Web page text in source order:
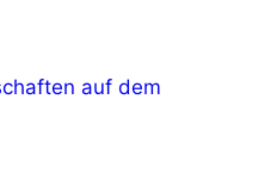
auf dem